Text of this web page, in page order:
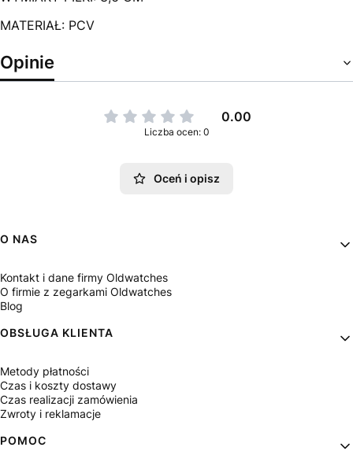
MATERIAŁ: PCV
Opinie
0.00
Liczba ocen: 0
Oceń i opisz
Linki w stopce
O NAS
Kontakt i dane firmy Oldwatches
O firmie z zegarkami Oldwatches
Blog
OBSŁUGA KLIENTA
Metody płatności
Czas i koszty dostawy
Czas realizacji zamówienia
Zwroty i reklamacje
POMOC